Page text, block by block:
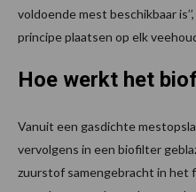
voldoende mest beschikbaar
principe plaatsen op elk
Hoe werkt het
Vanuit een gasdichte
vervolgens in een biofilter
zuurstof samengebracht in